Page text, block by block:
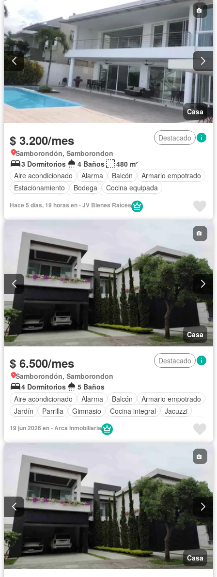
Casa
$ 3.200/mes
Destacado
Samborondón, Samborondon
3 Dormitorios
4 Baños
480 m²
Aire acondicionado
Alarma Balcón
Armario empotrado
Estacionamiento
Bodega
Cocina equipada
Vista panorámica
Conserje
Parrilla
Garita de guardianía
Cancha de tenis
Wifi
Hace 5 días, 19 horas en - JV Bienes Raíces
Casa
$ 6.500/mes
Destacado
Samborondón, Samborondon
4 Dormitorios
5 Baños
Aire acondicionado
Alarma Balcón
Armario empotrado
Jardín
Parrilla Gimnasio Cocina integral
Jacuzzi
Seguridad
Piscina
Cancha de tenis
19 jun 2026 en - Arca Inmobiliaria
Casa